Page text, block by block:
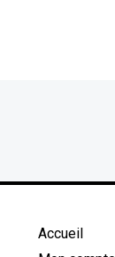
Accueil